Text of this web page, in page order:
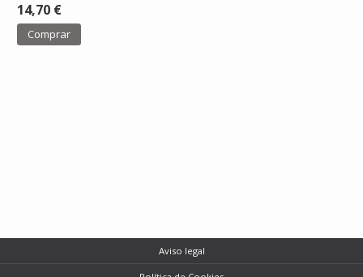
14,70 €
Comprar
Aviso legal